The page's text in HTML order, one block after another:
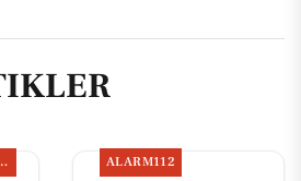
ALARM112